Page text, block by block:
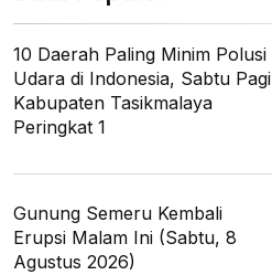
10 Daerah Paling Minim Polusi
Udara di Indonesia, Sabtu Pagi
Kabupaten Tasikmalaya
Peringkat 1
Gunung Semeru Kembali
Erupsi Malam Ini (Sabtu, 8
Agustus 2026)